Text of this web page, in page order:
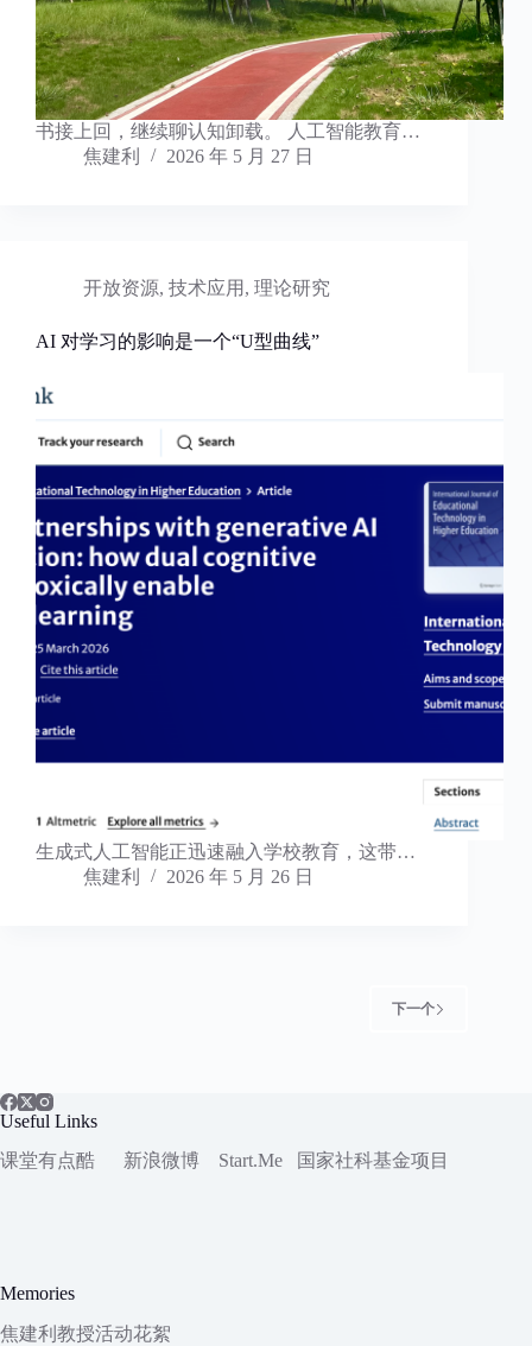
书接上回，继续聊认知卸载。 人工智能教育…
焦建利
2026 年 5 月 27 日
开放资源, 技术应用 , 理论研究
AI 对学习的影响是一个“U型曲线”
生成式人工智能正迅速融入学校教育，这带…
焦建利
2026 年 5 月 26 日
下一个
Useful Links
课堂有点酷
新浪微博 Start.Me 国家社科基金项目
Memories
焦建利教授活动花絮